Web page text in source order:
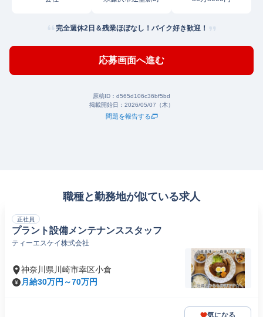
完全週休2日＆残業ほぼなし！バイク好き歓迎！
応募画面へ進む
原稿ID： d565d106c36bf5bd
掲載開始日： 2026/05/07（木）
問題を報告する
職種と勤務地が似ている求人
正社員
プラント設備メンテナンススタッフ
ティーエスケイ株式会社
神奈川県川崎市幸区小倉
月給30万円～70万円
気になる